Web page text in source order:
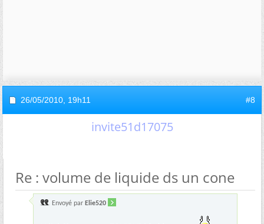
26/05/2010, 19h11 #8
invite51d17075
Re : volume de liquide ds un cone
Envoyé par Elie520